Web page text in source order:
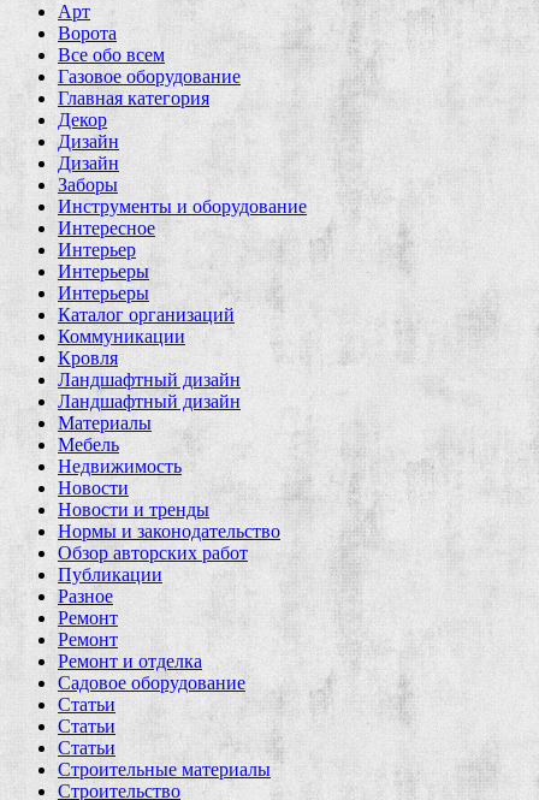
Арт
Ворота
Все обо всем
Газовое оборудование
Главная категория
Декор
Дизайн
Дизайн
Заборы
Инструменты и оборудование
Интересное
Интерьер
Интерьеры
Интерьеры
Каталог организаций
Коммуникации
Кровля
Ландшафтный дизайн
Ландшафтный дизайн
Материалы
Мебель
Недвижимость
Новости
Новости и тренды
Нормы и законодательство
Обзор авторских работ
Публикации
Разное
Ремонт
Ремонт
Ремонт и отделка
Садовое оборудование
Статьи
Статьи
Статьи
Строительные материалы
Строительство